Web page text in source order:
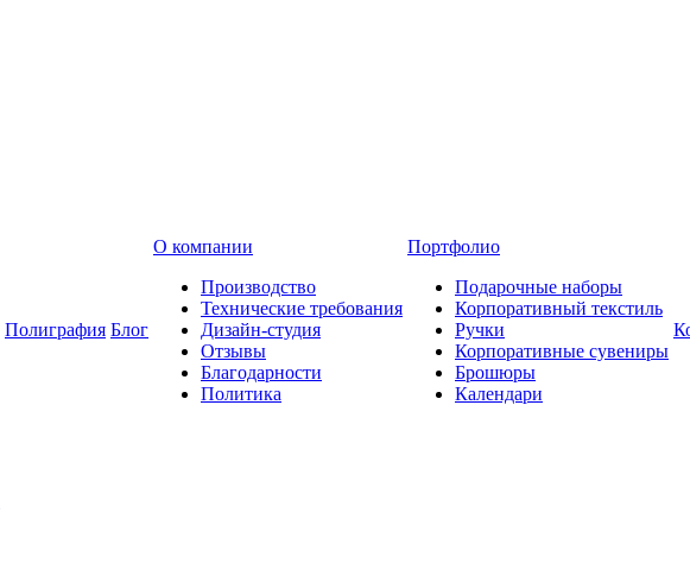
Полиграфия Блог
О компании
Производство
Технические требования
Дизайн-студия
Отзывы
Благодарности
Политика
Портфолио
Подарочные наборы
Корпоративный текстиль
Ручки
Корпоративные сувениры
Брошюры
Календари